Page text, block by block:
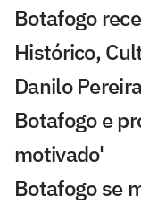
Botafogo
Histórico,
Danilo
Botafogo e
motivado'
Botafogo se